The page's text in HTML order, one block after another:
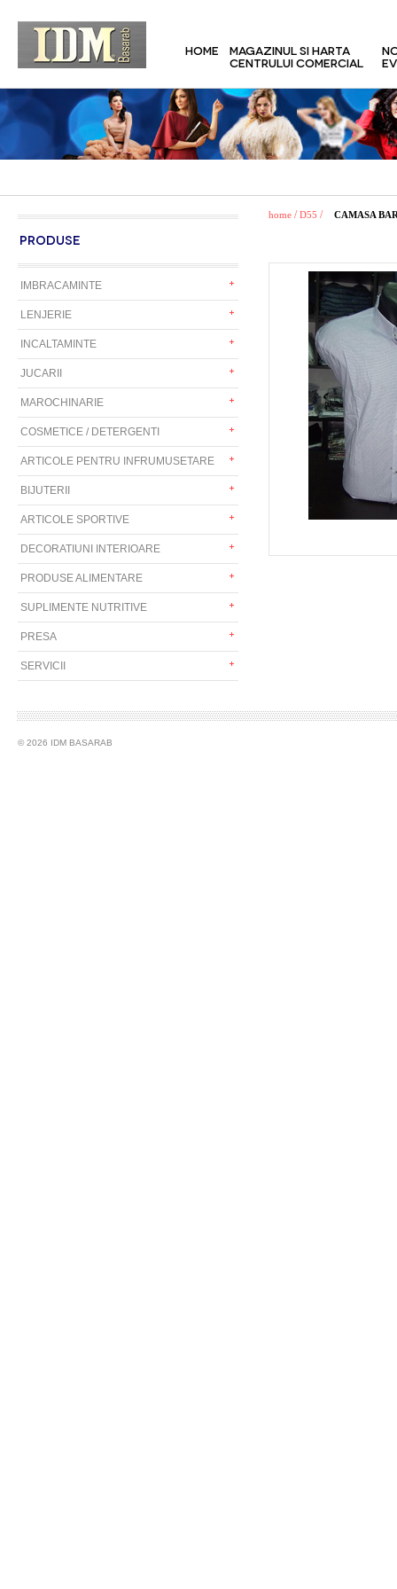
HOME
MAGAZINUL SI HARTA
CENTRULUI COMERCIAL
PRODUSE
IMBRACAMINTE
LENJERIE
INCALTAMINTE
JUCARII
MAROCHINARIE
COSMETICE / DETERGENTI
ARTICOLE PENTRU INFRUMUSETARE
BIJUTERII
ARTICOLE SPORTIVE
DECORATIUNI INTERIOARE
PRODUSE ALIMENTARE
SUPLIMENTE NUTRITIVE
PRESA
SERVICII
home / D55 / CAMASA
© 2026 IDM BASARAB